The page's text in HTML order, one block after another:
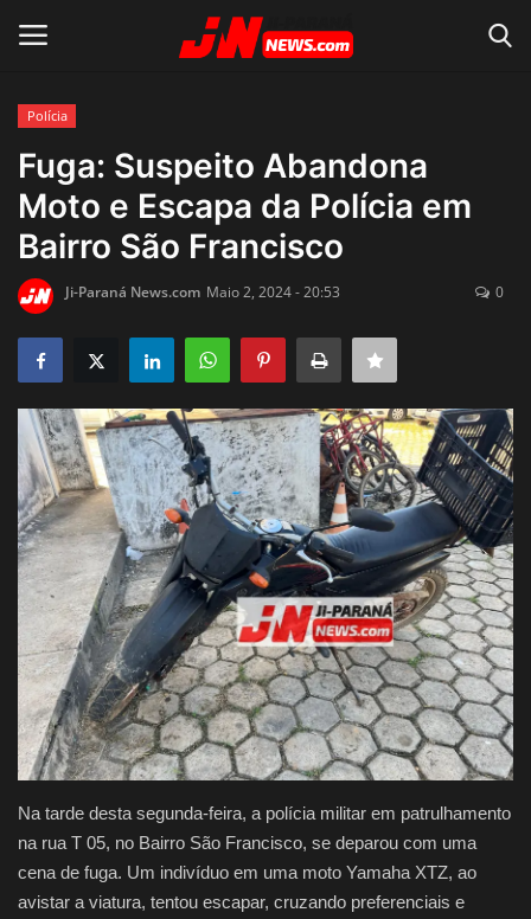
Home
Acidente
Polícia
Política
Justiça
Brasil
Educação
Galeria
Saúde
Polícia
Fuga: Suspeito Abandona
Moto e Escapa da Polícia em
Bairro São Francisco
Ji-Paraná News.com Maio 2, 2024 - 20:53 0
Na tarde desta segunda-feira, a polícia militar em patrulhamento
na rua T 05, no Bairro São Francisco, se deparou com uma
cena de fuga. Um indivíduo em uma moto Yamaha XTZ, ao
avistar a viatura, tentou escapar, cruzando preferenciais e